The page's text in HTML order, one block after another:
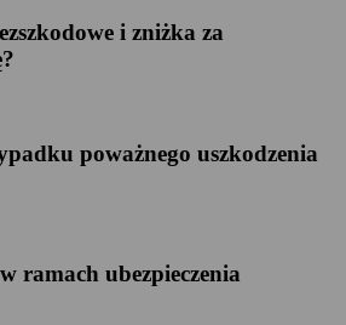
i zniżka za
poważnego uszkodzenia
ramach ubezpieczenia